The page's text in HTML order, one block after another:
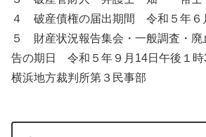
４ 破産債権の届出期間 令和５年６
５ 財産状況報告集会・一般調査・廃
告の期日 令和５年９月14日午後１時
横浜地方裁判所第３民事部